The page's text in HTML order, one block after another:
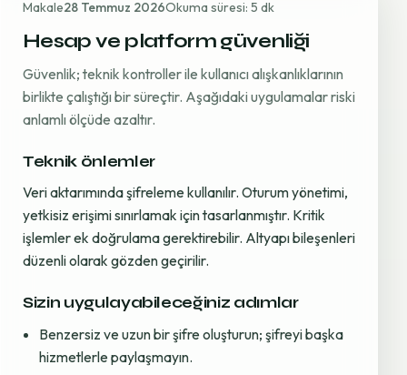
Makale28 Temmuz 2026Okuma süresi: 5 dk
Hesap ve platform güvenliği
Güvenlik; teknik kontroller ile kullanıcı alışkanlıklarının
birlikte çalıştığı bir süreçtir. Aşağıdaki uygulamalar riski
anlamlı ölçüde azaltır.
Teknik önlemler
Veri aktarımında şifreleme kullanılır. Oturum yönetimi,
yetkisiz erişimi sınırlamak için tasarlanmıştır. Kritik
işlemler ek doğrulama gerektirebilir. Altyapı bileşenleri
düzenli olarak gözden geçirilir.
Sizin uygulayabileceğiniz adımlar
Benzersiz ve uzun bir şifre oluşturun; şifreyi başka
hizmetlerle paylaşmayın.